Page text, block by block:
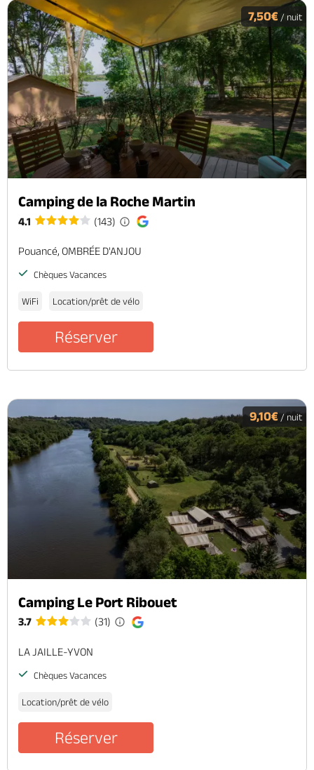
7,50€ / nuit
Camping de la Roche Martin
4.1 (143)
Pouancé, OMBRÉE D'ANJOU
Chèques Vacances
WiFi Location/prêt de vélo
Réserver
9,10€ / nuit
Camping Le Port Ribouet
3.7 (31)
LA JAILLE-YVON
Chèques Vacances
Location/prêt de vélo
Réserver